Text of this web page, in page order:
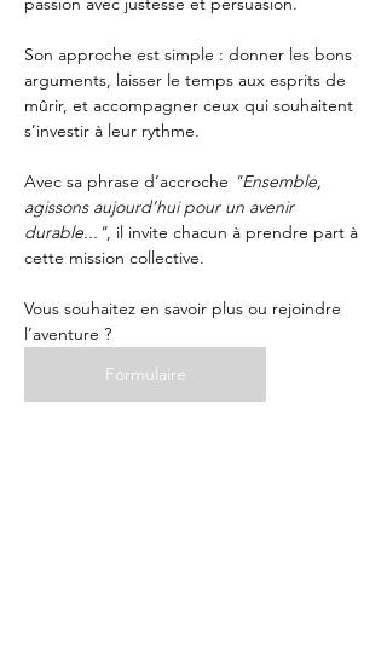
Son approche est simple : donner les bons
arguments, laisser le temps aux esprits de
mûrir, et accompagner ceux qui souhaitent
s’investir à leur rythme.
Avec sa phrase d’accroche "Ensemble,
agissons aujourd’hui pour un avenir
durable...", il invite chacun à prendre part à
cette mission collective.
Vous souhaitez en savoir plus ou rejoindre
l’aventure ?
Formulaire